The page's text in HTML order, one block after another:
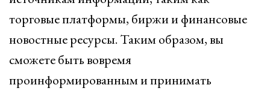
торговые платформы, биржи и финансовые
новостные ресурсы. Таким образом, вы
сможете быть вовремя
проинформированным и принимать